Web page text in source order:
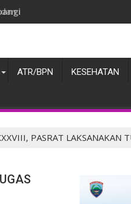
Pemanfaatan BMN Itjen
ATR/BPN KESEHATAN
PASRAT LAKSANAKAN